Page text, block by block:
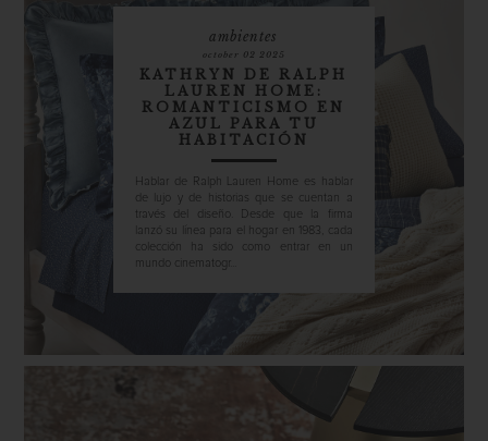
ambientes
october 02 2025
KATHRYN DE RALPH
LAUREN HOME:
ROMANTICISMO EN
AZUL PARA TU
HABITACIÓN
Hablar de Ralph Lauren Home es hablar
de lujo y de historias que se cuentan a
través del diseño. Desde que la firma
lanzó su línea para el hogar en 1983, cada
colección ha sido como entrar en un
mundo cinematogr...